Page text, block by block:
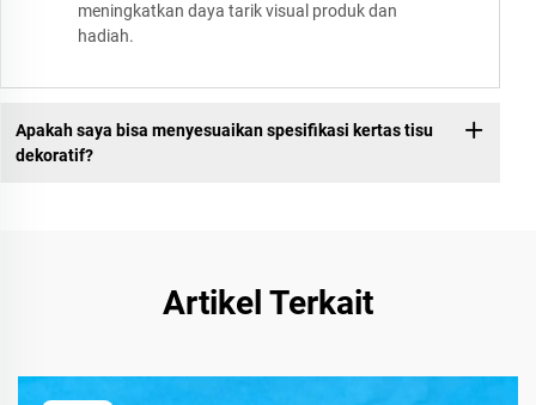
meningkatkan daya tarik visual produk dan
hadiah.
Apakah saya bisa menyesuaikan spesifikasi kertas tisu
dekoratif?
Artikel Terkait